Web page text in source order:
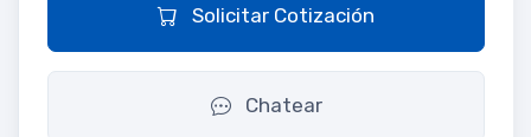
Solicitar Cotización
Chatear